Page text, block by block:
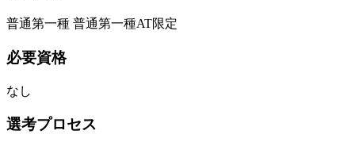
普通第一種 普通第一種AT限定
必要資格
なし
選考プロセス